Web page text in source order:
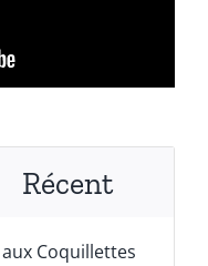
Récent
Coquillettes